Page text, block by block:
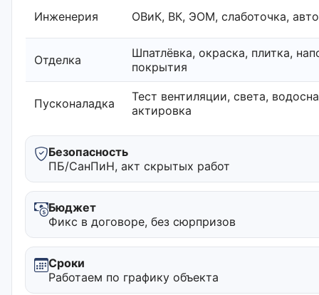
Инженерия ОВиК, ВК, ЭОМ, слаботочка,
Отделка
Шпатлёвка, окраска, плитка,
покрытия
Пусконаладка
Тест вентиляции, света,
актировка
Безопасность
ПБ/СанПиН, акт скрытых работ
Бюджет
Фикс в договоре, без сюрпризов
Сроки
Работаем по графику объекта